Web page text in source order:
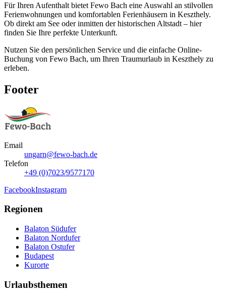
Für Ihren Aufenthalt bietet Fewo Bach eine Auswahl an stilvollen
Ferienwohnungen und komfortablen Ferienhäusern in Keszthely.
Ob direkt am See oder inmitten der historischen Altstadt – hier
finden Sie Ihre perfekte Unterkunft.
Nutzen Sie den persönlichen Service und die einfache Online-
Buchung von Fewo Bach, um Ihren Traumurlaub in Keszthely zu
erleben.
Footer
Email
ungarn@fewo-bach.de
Telefon
+49 (0)7023/9577170
FacebookInstagram
Regionen
Balaton Südufer
Balaton Nordufer
Balaton Ostufer
Budapest
Kurorte
Urlaubsthemen